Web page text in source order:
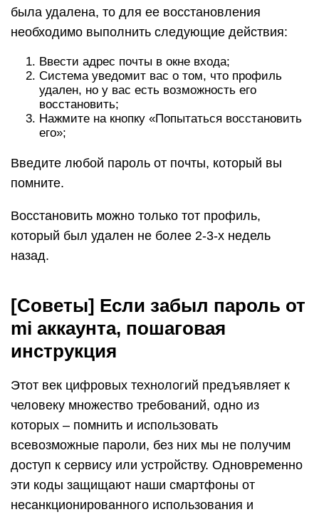
была удалена, то для ее восстановления
необходимо выполнить следующие действия:
Ввести адрес почты в окне входа;
Система уведомит вас о том, что профиль
удален, но у вас есть возможность его
восстановить;
Нажмите на кнопку «Попытаться восстановить
его»;
Введите любой пароль от почты, который вы
помните.
Восстановить можно только тот профиль,
который был удален не более 2-3-х недель
назад.
[Советы] Если забыл пароль от
mi аккаунта, пошаговая
инструкция
Этот век цифровых технологий предъявляет к
человеку множество требований, одно из
которых – помнить и использовать
всевозможные пароли, без них мы не получим
доступ к сервису или устройству. Одновременно
эти коды защищают наши смартфоны от
несанкционированного использования и